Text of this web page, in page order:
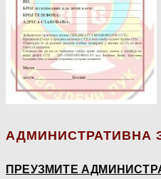
АДМИНИСТРАТИВНА
ПРЕУЗМИТЕ